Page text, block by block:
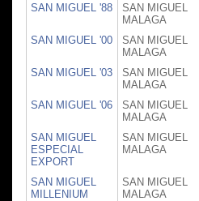
SAN MIGUEL '88
SAN MIGUEL
MALAGA
SAN MIGUEL '00
SAN MIGUEL
MALAGA
SAN MIGUEL '03
SAN MIGUEL
MALAGA
SAN MIGUEL '06
SAN MIGUEL
MALAGA
SAN MIGUEL
ESPECIAL
EXPORT
SAN MIGUEL
MALAGA
SAN MIGUEL
MILLENIUM
SAN MIGUEL
MALAGA